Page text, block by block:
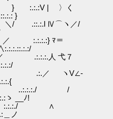
:.:.:V | 〉く
}
/ .::.:.l Ⅳ⌒ヽ／/
:.:.:.:} ﾏ＝
.:.:.:.人 弋７
／ .:.／ ヽV∠-
..:.:.:./ /
__ﾉ!
ヽ :.:.:./ ∧
ノ